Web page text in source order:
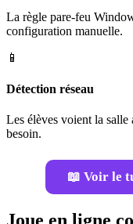
La règle pare-feu
configuration manuelle.
📱
Détection réseau
Les élèves voient la salle
besoin.
📖 Voir le
Joue en ligne